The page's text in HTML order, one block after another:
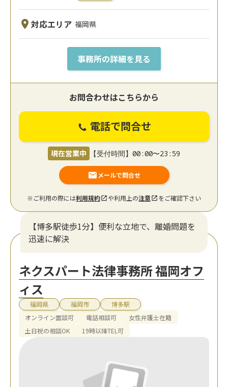
対応エリア 福岡県
事務所の詳細を見る
お問合わせはこちらから
電話で問合せ
現在営業中 【受付時間】00:00〜23:59
メールで問合せ
※ご利用の際には利用規約 や利用上の注意 をご確認下さい
【博多駅徒歩1分】便利な立地で、離婚問題を
迅速に解決
ネクスパート法律事務所 福岡オフ
ィス
福岡県 福岡市
博多駅
オンライン面談可
電話相談可
女性弁護士在籍
土日祝の相談OK
19時以降TEL可